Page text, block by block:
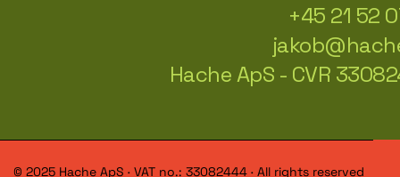
+45 21 52
Hache ApS - CVR
© 2025 Hache ApS · VAT no.: 33082444 · All rights reserved